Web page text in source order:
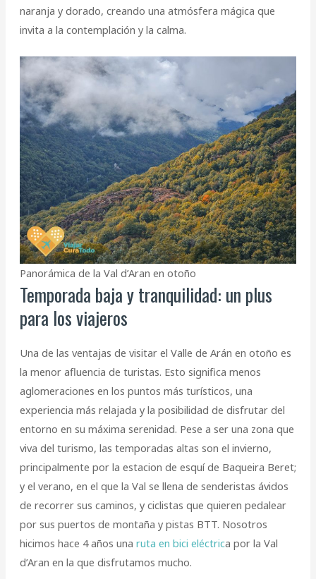
naranja y dorado, creando una atmósfera mágica que
invita a la contemplación y la calma.
Panorámica de la Val d’Aran en otoño
Temporada baja y tranquilidad: un plus
para los viajeros
Una de las ventajas de visitar el Valle de Arán en otoño es
la menor afluencia de turistas. Esto significa menos
aglomeraciones en los puntos más turísticos, una
experiencia más relajada y la posibilidad de disfrutar del
entorno en su máxima serenidad. Pese a ser una zona que
viva del turismo, las temporadas altas son el invierno,
principalmente por la estacion de esquí de Baqueira Beret;
y el verano, en el que la Val se llena de senderistas ávidos
de recorrer sus caminos, y ciclistas que quieren pedalear
por sus puertos de montaña y pistas BTT. Nosotros
hicimos hace 4 años una ruta en bici eléctrica por la Val
d’Aran en la que disfrutamos mucho.